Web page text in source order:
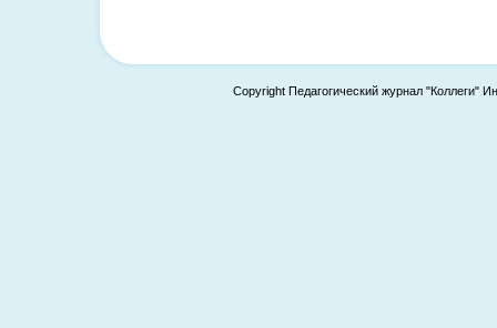
Copyright Педагогический журнал "Коллеги"